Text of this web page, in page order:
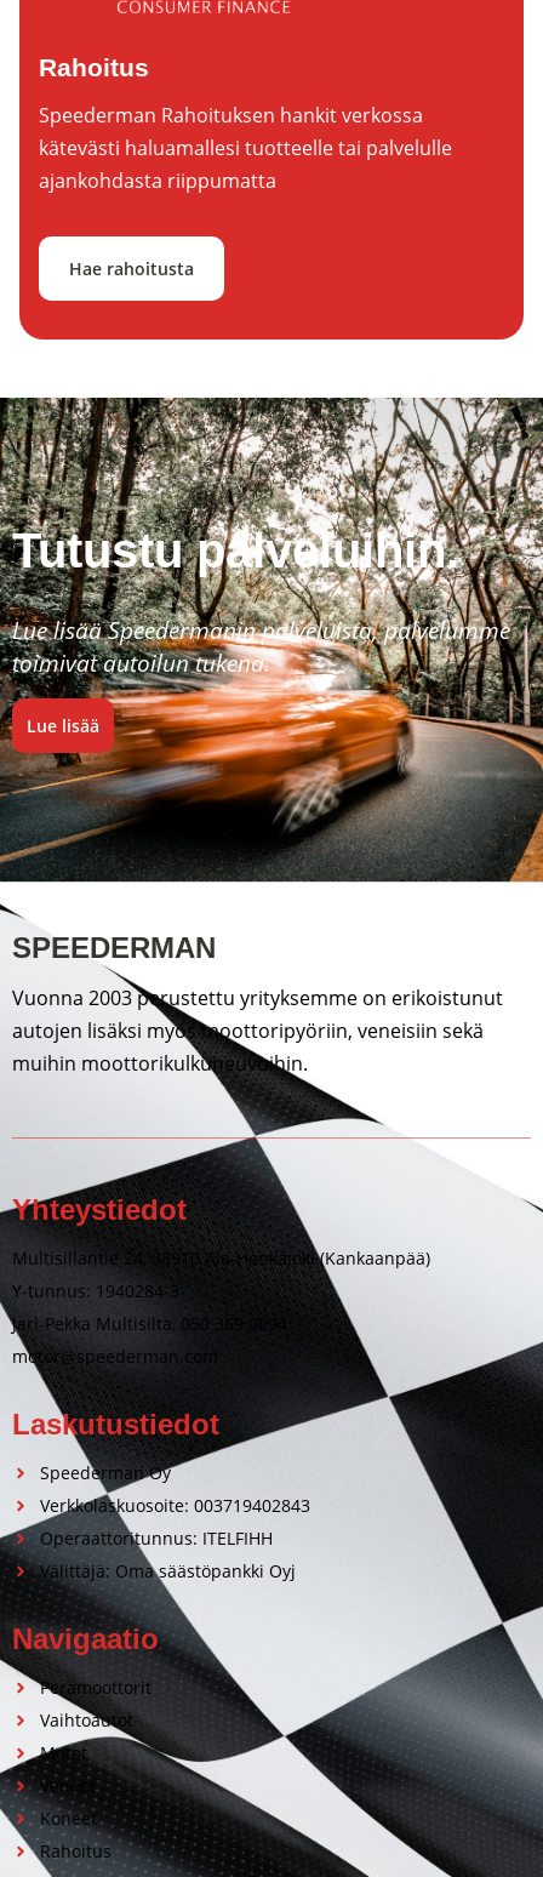
Rahoitus
Speederman Rahoituksen hankit verkossa
kätevästi haluamallesi tuotteelle tai palvelulle
ajankohdasta riippumatta
Hae rahoitusta
Tutustu palveluihin.
Lue lisää Speedermanin palveluista, palvelumme
toimivat autoilun tukena.
Lue lisää
SPEEDERMAN
Vuonna 2003 perustettu yrityksemme on erikoistunut
autojen lisäksi myös moottoripyöriin, veneisiin sekä
muihin moottorikulkuneuvoihin.
Yhteystiedot
Multisillantie 24, 38910 Ala-Honkajoki (Kankaanpää)
Y-tunnus: 1940284-3
Jari-Pekka Multisilta, 050 369 0094
motor@speederman.com
Laskutustiedot
Speederman Oy
Verkkolaskuosoite: 003719402843
Operaattoritunnus: ITELFIHH
Välittäjä: Oma säästöpankki Oyj
Navigaatio
Perämoottorit
Vaihtoautot
Motot
Veneet
Koneet
Rahoitus